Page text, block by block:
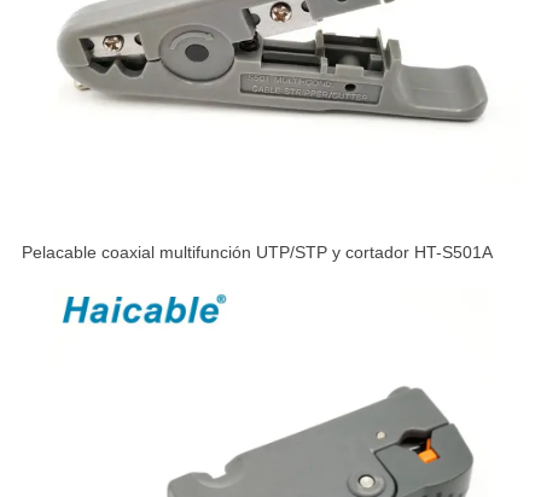
Pelacable coaxial multifunción UTP/STP y cortador HT-S501A